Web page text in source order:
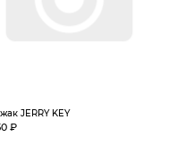
JERRY KEY
₽